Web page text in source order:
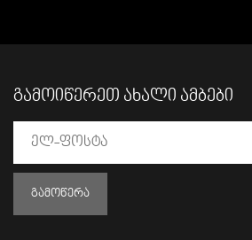
ᲒᲐᲛᲝᲘᲬᲔᲠᲔᲗ ᲐᲮᲐᲚᲘ ᲐᲛᲑᲔᲑᲘ
ᲒᲐᲛᲝᲬᲔᲠᲐ